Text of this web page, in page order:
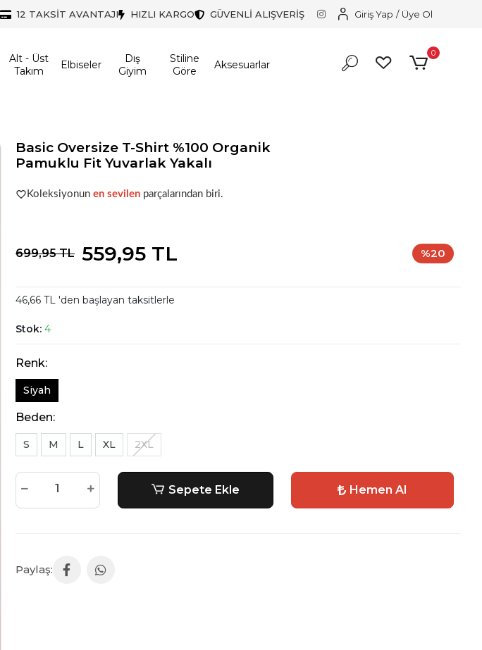
12 TAKSİT AVANTAJI HIZLI KARGO GÜVENLİ ALIŞVERİŞ Giriş Yap / Üye Ol
Alt - Üst
Takım
Elbiseler
Dış
Giyim
Stiline
Göre
Aksesuarlar
0
Basic Oversize T-Shirt %100 Organik
Pamuklu Fit Yuvarlak Yakalı
Şu andaçok talep görüyor!
Koleksiyonun en sevilenparçalarından biri.
699,95 TL 559,95 TL %20
46,66 TL 'den başlayan taksitlerle
Stok: 4
Renk:
Siyah
Beden:
S M L XL 2XL
Sepete Ekle Hemen Al